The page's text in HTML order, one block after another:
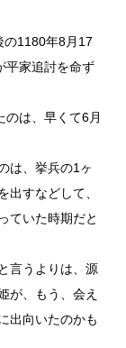
の1180年8月17
平家追討を命ず
のは、早くて6月
は、挙兵の1ヶ
出すなどして、
ていた時期だと
言うよりは、源
が、もう、会え
出向いたのかも